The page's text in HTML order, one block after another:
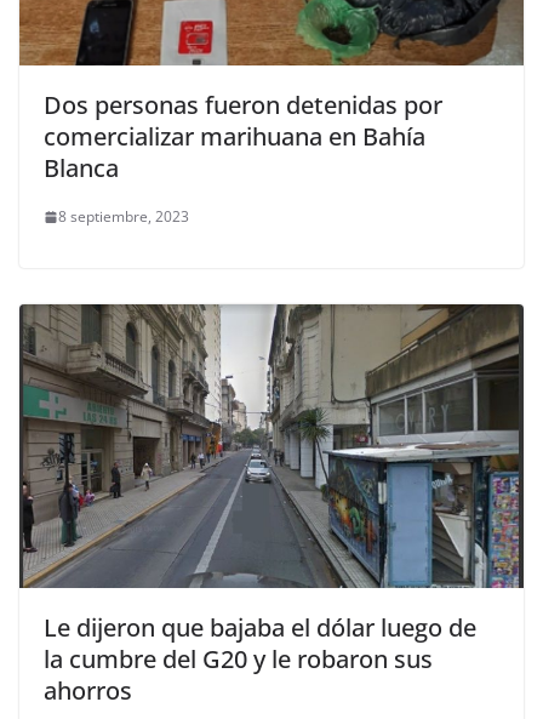
Dos personas fueron detenidas por
comercializar marihuana en Bahía
Blanca
8 septiembre, 2023
Le dijeron que bajaba el dólar luego de
la cumbre del G20 y le robaron sus
ahorros